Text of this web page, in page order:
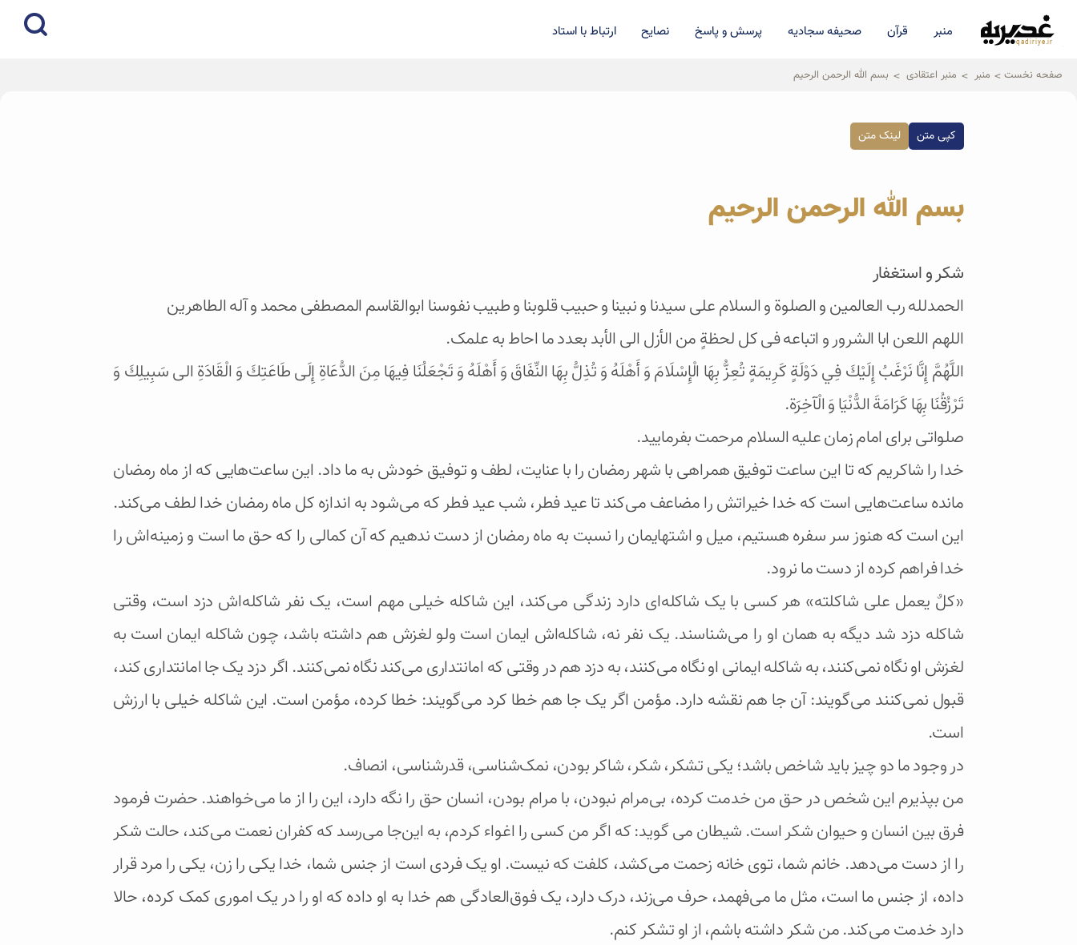
qadiriye.ir
نشریه ی غدیریه-بیانات استاد
منبر قرآن صحیفه سجادیه پرسش و پاسخ نصایح ارتباط با استاد
صفحه نخست منبر منبر اعتقادی بسم الله الرحمن الرحیم
کپی متن لینک متن
بسم الله الرحمن الرحیم
شکر و استغفار
الحمدلله رب العالمین و الصلوة و السلام علی سیدنا و نبینا و حبیب قلوبنا و طبیب نفوسنا ابوالقاسم المصطفی محمد و آله الطاهرین
اللهم اللعن ابا الشرور و اتباعه فی کل لحظةٍ من الأزل الی الأبد بعدد ما احاط به علمک.
اللَّهُمَّ إِنَّا نَرْغَبُ إِلَيْكَ فِي دَوْلَةٍ كَرِيمَةٍ تُعِزُّ بِهَا الْإِسْلَامَ وَ أَهْلَهُ وَ تُذِلُّ بِهَا النِّفَاقَ وَ أَهْلَهُ وَ تَجْعَلُنَا فِيهَا مِنَ الدُّعَاةِ إِلَى طَاعَتِكَ وَ الْقَادَةِ الی سَبِيلِكَ وَ
تَرْزُقُنَا بِهَا كَرَامَةَ الدُّنْيَا وَ الْآخِرَة.
صلواتی برای امام زمان علیه السلام مرحمت بفرمایید.
خدا را شاکریم که تا این ساعت توفیق همراهی با شهر رمضان را با عنایت، لطف و توفیق خودش به ما داد. این ساعت‌هایی که از ماه رمضان
مانده ساعت‌هایی است که خدا خیراتش را مضاعف می‌کند تا عید فطر، شب عید فطر که می‌شود به اندازه کل ماه رمضان خدا لطف می‌کند.
این است که هنوز سر سفره هستیم، میل و اشتهایمان را نسبت به ماه رمضان از دست ندهیم که آن کمالی را که حق ما است و زمینه‌اش را
خدا فراهم کرده از دست ما نرود.
«کلٌ یعمل علی شاکلته» هر کسی با یک شاکله‌ای دارد زندگی می‌کند، این شاکله خیلی مهم است، یک نفر شاکله‌اش دزد است، وقتی
شاکله دزد شد دیگه به همان او را می‌شناسند. یک نفر نه، شاکله‌اش ایمان است ولو لغزش هم داشته باشد، چون شاکله ایمان است به
لغزش او نگاه نمی‌کنند، به شاکله ایمانی او نگاه می‌کنند، به دزد هم در وقتی که امانتداری می‌کند نگاه نمی‌کنند. اگر دزد یک جا امانتداری کند،
قبول نمی‌کنند می‌گویند: آن جا هم نقشه دارد. مؤمن اگر یک جا هم خطا کرد می‌گویند: خطا کرده، مؤمن است. این شاکله خیلی با ارزش
است.
در وجود ما دو چیز باید شاخص باشد؛ یکی تشکر، شکر، شاکر بودن، نمک‌شناسی، قدرشناسی، انصاف.
من بپذیرم این شخص در حق من خدمت کرده، بی‌مرام نبودن، با مرام بودن، انسان حق را نگه دارد، این را از ما می‌خواهند. حضرت فرمود
فرق بین انسان و حیوان شکر است. شیطان می گوید: که اگر من کسی را اغواء کردم، به این‌جا می‌رسد که کفران نعمت می‌کند، حالت شکر
را از دست می‌دهد. خانم شما، توی خانه زحمت می‌کشد، کلفت که نیست. او یک فردی است از جنس شما، خدا یکی را زن، یکی را مرد قرار
داده،‌ از جنس ما است، مثل ما می‌فهمد، حرف می‌زند، درک دارد، یک فوق‌العادگی هم خدا به او داده که او را در یک اموری کمک کرده، حالا
دارد خدمت می‌کند. من شکر داشته باشم، از او تشکر کنم.